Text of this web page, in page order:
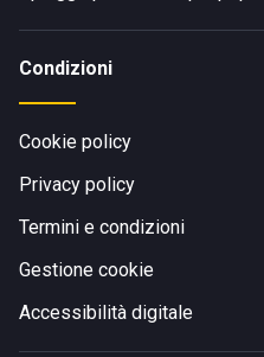
Condizioni
Cookie policy
Privacy policy
Termini e condizioni
Gestione cookie
Accessibilità digitale